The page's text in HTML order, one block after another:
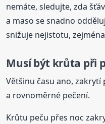
nemáte, sledujte, zda
a maso se snadno
snižuje nejistotu,
Musí být krůta při
Většinu času ano,
a rovnoměrné pečení.
Krůtu peču přes noc